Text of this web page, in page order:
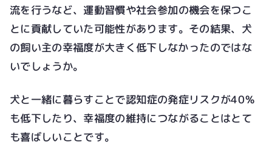
流を行うなど、運動習慣や社会参加の機会を保つこ
とに貢献していた可能性があります。その結果、犬
の飼い主の幸福度が大きく低下しなかったのではな
いでしょうか。
犬と一緒に暮らすことで認知症の発症リスクが40％
も低下したり、幸福度の維持につながることはとて
も喜ばしいことです。